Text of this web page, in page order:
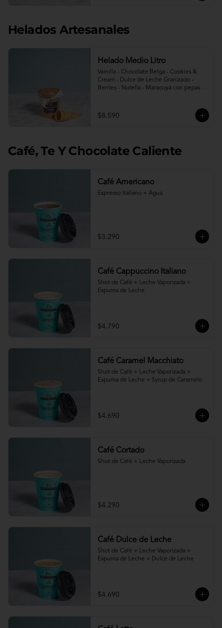
Helados Artesanales
Helado Medio Litro
Vainilla - Chocolate Belga - Cookies &
Cream - Dulce de Leche Granizado -
Berries - Nutella - Maracuyá con pepas -
Incluye 2 conos.
$8.590
Café, Te Y Chocolate Caliente
Café Americano
Espresso Italiano + Agua
$3.290
Café Cappuccino Italiano
Shot de Café + Leche Vaporizada +
Espuma de Leche
$4.790
Café Caramel Macchiato
Shot de Café + Leche Vaporizada +
Espuma de Leche + Syrup de Caramelo
$4.690
Café Cortado
Shot de Café + Leche Vaporizada
$4.290
Café Dulce de Leche
Shot de Café + Leche Vaporizada +
Espuma de Leche + Dulce de Leche
$4.690